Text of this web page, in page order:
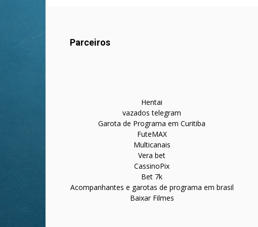
Parceiros
Hentai
vazados telegram
Garota de Programa em Curitiba
FuteMAX
Multicanais
Vera bet
CassinoPix
Bet 7k
Acompanhantes e garotas de programa em brasil
Baixar Filmes